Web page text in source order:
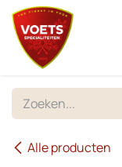
Overslaan naar inhoud
Alle producten